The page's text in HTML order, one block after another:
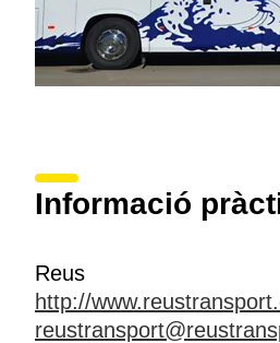
Informació
Reus
http://